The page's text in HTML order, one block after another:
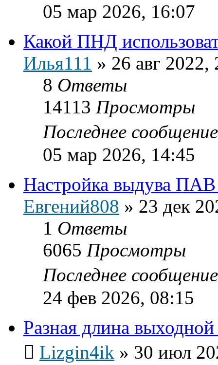
05 мар 2026, 16:07
Какой ПНД
Илья111 » 26 авг 2022,
8 Ответы
14113 Просмотры
Последнее
05 мар 2026, 14:45
Настройка выдува
Евгений808 » 23 дек
1 Ответы
6065 Просмотры
Последнее
24 фев 2026, 08:15
Разная длина
Lizgin4ik » 30 июл